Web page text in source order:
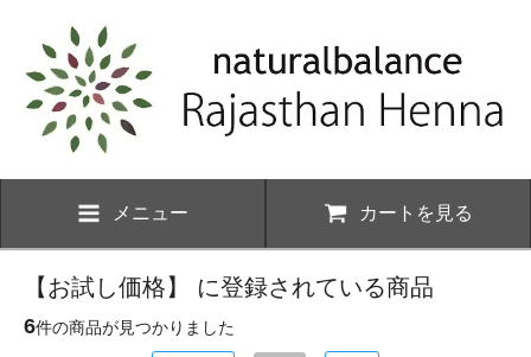
メニュー カートを見る
【お試し価格】 に登録されている商品
6件の商品が見つかりました